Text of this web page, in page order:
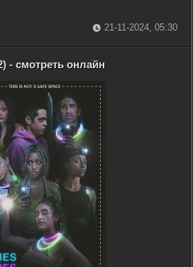
21-11-2024, 05:30
- смотреть онлайн